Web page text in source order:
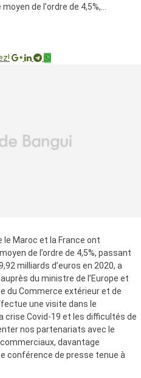
de l'ordre de 4,5%,…
Maroc et la France ont
de l’ordre de 4,5%, passant
milliards d’euros en 2020, a
du ministre de l’Europe et
du Commerce extérieur et de
une visite dans le
crise Covid-19 et les difficultés de
nos partenariats avec le
davantage
conférence de presse tenue à